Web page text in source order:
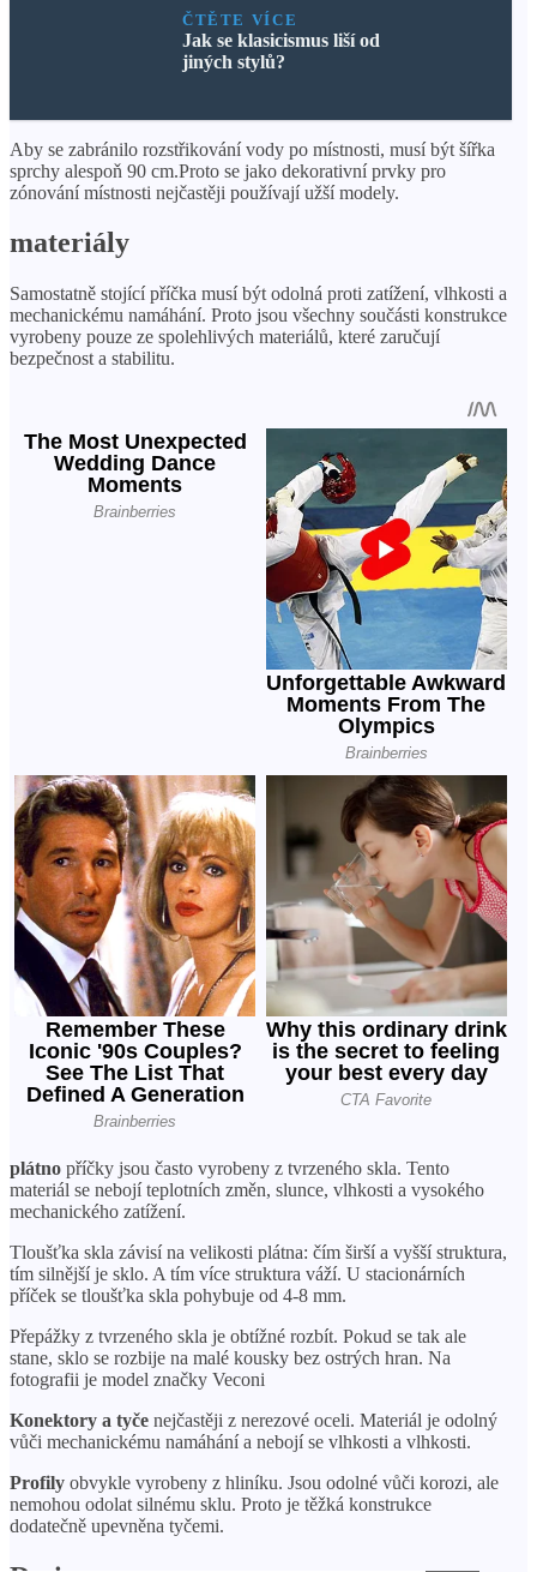
ČTĚTE VÍCE
Jak se klasicismus liší od
jiných stylů?
Aby se zabránilo rozstřikování vody po místnosti, musí být šířka
sprchy alespoň 90 cm.Proto se jako dekorativní prvky pro
zónování místnosti nejčastěji používají užší modely.
materiály
Samostatně stojící příčka musí být odolná proti zatížení, vlhkosti a
mechanickému namáhání. Proto jsou všechny součásti konstrukce
vyrobeny pouze ze spolehlivých materiálů, které zaručují
bezpečnost a stabilitu.
plátno příčky jsou často vyrobeny z tvrzeného skla. Tento
materiál se nebojí teplotních změn, slunce, vlhkosti a vysokého
mechanického zatížení.
Tloušťka skla závisí na velikosti plátna: čím širší a vyšší struktura,
tím silnější je sklo. A tím více struktura váží. U stacionárních
příček se tloušťka skla pohybuje od 4-8 mm.
Přepážky z tvrzeného skla je obtížné rozbít. Pokud se tak ale
stane, sklo se rozbije na malé kousky bez ostrých hran. Na
fotografii je model značky Veconi
Konektory a tyče nejčastěji z nerezové oceli. Materiál je odolný
vůči mechanickému namáhání a nebojí se vlhkosti a vlhkosti.
Profily obvykle vyrobeny z hliníku. Jsou odolné vůči korozi, ale
nemohou odolat silnému sklu. Proto je těžká konstrukce
dodatečně upevněna tyčemi.